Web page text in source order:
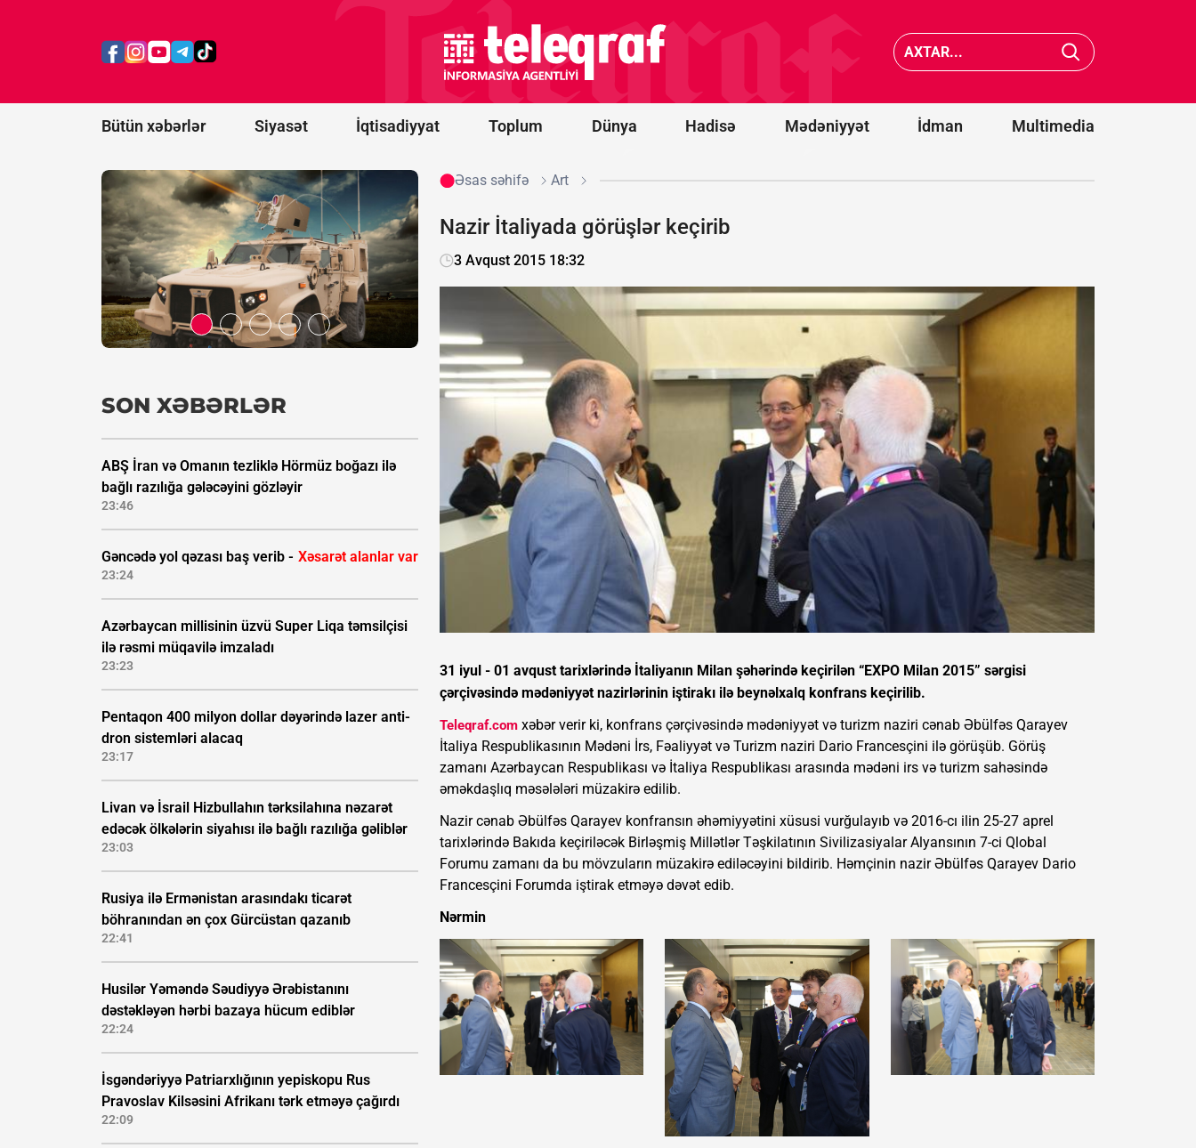
Bütün xəbərlər Siyasət İqtisadiyyat Toplum Dünya Hadisə Mədəniyyət İdman Multimedia
lazer
alacaq
Novorossiysk
yaxınlığında
türk yük
gəmisinə
PUA hücumu
FOTO
və iki strateji
tərəfdaşımız
yeni ittifaq
qurdu -Bakı
olunacaqmı?
SON XƏBƏRLƏR
ABŞ İran və Omanın tezliklə Hörmüz boğazı ilə
bağlı razılığa gələcəyini gözləyir
23:46
Gəncədə yol qəzası baş verib - Xəsarət alanlar var
23:24
Azərbaycan millisinin üzvü Super Liqa təmsilçisi
ilə rəsmi müqavilə imzaladı
23:23
Pentaqon 400 milyon dollar dəyərində lazer anti-
dron sistemləri alacaq
23:17
Livan və İsrail Hizbullahın tərksilahına nəzarət
edəcək ölkələrin siyahısı ilə bağlı razılığa gəliblər
23:03
Rusiya ilə Ermənistan arasındakı ticarət
böhranından ən çox Gürcüstan qazanıb
22:41
Husilər Yəməndə Səudiyyə Ərəbistanını
dəstəkləyən hərbi bazaya hücum ediblər
22:24
İsgəndəriyyə Patriarxlığının yepiskopu Rus
Pravoslav Kilsəsini Afrikanı tərk etməyə çağırdı
22:09
Əsas səhifə Art
Nazir İtaliyada görüşlər keçirib
3 Avqust 2015 18:32
31 iyul - 01 avqust tarixlərində İtaliyanın Milan şəhərində keçirilən “EXPO Milan 2015” sərgisi
çərçivəsində mədəniyyət nazirlərinin iştirakı ilə beynəlxalq konfrans keçirilib.
Teleqraf.com xəbər verir ki, konfrans çərçivəsində mədəniyyət və turizm naziri cənab Əbülfəs Qarayev
İtaliya Respublikasının Mədəni İrs, Fəaliyyət və Turizm naziri Dario Francesçini ilə görüşüb. Görüş
zamanı Azərbaycan Respublikası və İtaliya Respublikası arasında mədəni irs və turizm sahəsində
əməkdaşlıq məsələləri müzakirə edilib.
Nazir cənab Əbülfəs Qarayev konfransın əhəmiyyətini xüsusi vurğulayıb və 2016-cı ilin 25-27 aprel
tarixlərində Bakıda keçiriləcək Birləşmiş Millətlər Təşkilatının Sivilizasiyalar Alyansının 7-ci Qlobal
Forumu zamanı da bu mövzuların müzakirə ediləcəyini bildirib. Həmçinin nazir Əbülfəs Qarayev Dario
Francesçini Forumda iştirak etməyə dəvət edib.
Nərmin